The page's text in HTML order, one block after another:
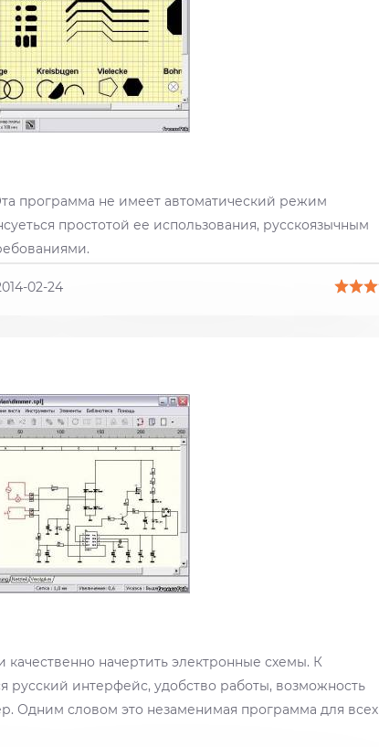
программа не имеет автоматический режим
простотой ее использования, русскоязычным
02-24
начертить электронные схемы. К
русский интерфейс, удобство работы, возможность
Одним словом это незаменимая программа для всех